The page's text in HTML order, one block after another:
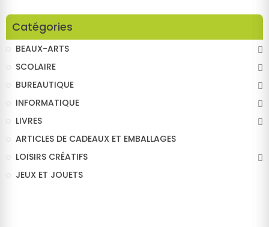
Catégories
BEAUX-ARTS
SCOLAIRE
BUREAUTIQUE
INFORMATIQUE
LIVRES
ARTICLES DE CADEAUX ET EMBALLAGES
LOISIRS CRÉATIFS
JEUX ET JOUETS